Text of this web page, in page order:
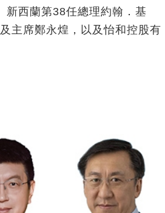
西蘭第38任總理約翰．基
主席鄭永煌，以及怡和控股有